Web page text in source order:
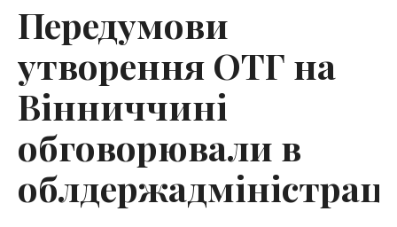
Передумови
утворення ОТГ на
Вінниччині
обговорювали в